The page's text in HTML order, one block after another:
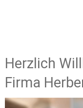
Herzlich
Firma